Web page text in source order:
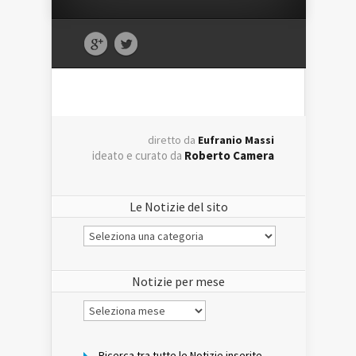
diretto da Eufranio Massi
ideato e curato da Roberto Camera
Le Notizie del sito
Le
Notizie
Notizie per mese
Notizie
per